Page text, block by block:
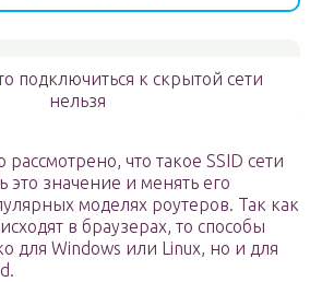
подключиться к скрытой сети
нельзя
что такое SSID сети
это значение и менять его
моделях роутеров. Так как
в браузерах, то способы
для Windows или Linux, но и для